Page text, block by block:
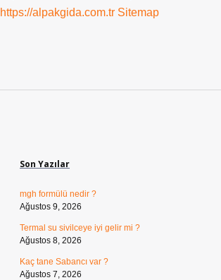
https://alpakgida.com.tr Sitemap
Son Yazılar
mgh formülü nedir ?
Ağustos 9, 2026
Termal su sivilceye iyi gelir mi ?
Ağustos 8, 2026
Kaç tane Sabancı var ?
Ağustos 7, 2026